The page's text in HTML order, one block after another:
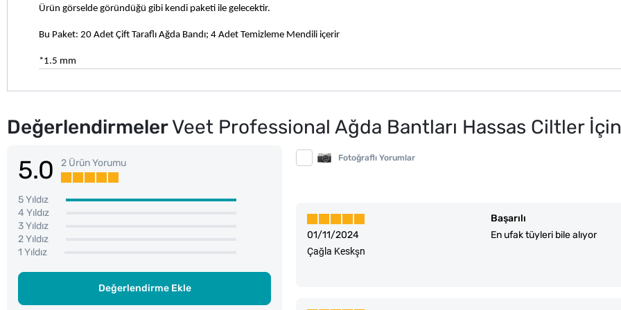
Ürün görselde göründüğü gibi kendi paketi ile gelecektir.
Bu Paket: 20 Adet Çift Taraflı Ağda Bandı; 4 Adet Temizleme Mendili içerir
*1.5 mm
DeğerlendirmelerVeet Professional Ağda Bantları Hassas Ciltler
5.0 2 Ürün Yorumu
5 Yıldız
4 Yıldız
3 Yıldız
2 Yıldız
1 Yıldız
Değerlendirme Ekle
Fotoğraflı Yorumlar
01/11/2024
Başarılı
En ufak tüyleri bile alıyor
Çağla Keskşn